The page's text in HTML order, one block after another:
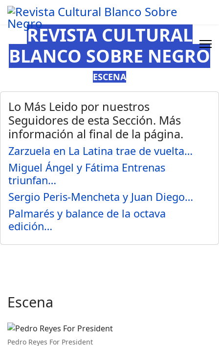
REVISTA CULTURAL
BLANCO SOBRE NEGRO
ESCENA
Lo Más Leido por nuestros
Seguidores de esta Sección. Más
información al final de la página.
Zarzuela en La Latina trae de vuelta…
Miguel Ángel y Fátima Entrenas
triunfan…
Sergio Peris-Mencheta y Juan Diego…
Palmarés y balance de la octava
edición…
Escena
Pedro Reyes For President